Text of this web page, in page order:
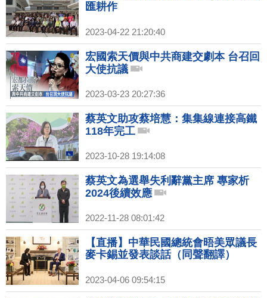
匯耕作
2023-04-22 21:20:40
宏國索天價與中共商建交劇本 台召回
大使抗議
2023-03-23 20:27:36
蔡英文助攻蔡培慧：集集線連接高鐵
118年完工
2023-10-28 19:14:08
蔡英文為選舉失利辭黨主席 專家析
2024後續效應
2022-11-28 08:01:42
【直播】中華民國總統會晤美眾議長
麥卡錫並發表談話（同聲翻譯）
2023-04-06 09:54:15